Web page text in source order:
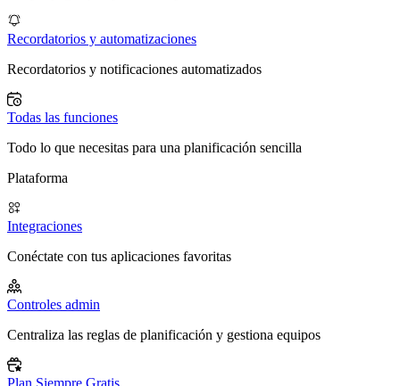
Recordatorios y automatizaciones
Recordatorios y notificaciones automatizados
Todas las funciones
Todo lo que necesitas para una planificación sencilla
Plataforma
Integraciones
Conéctate con tus aplicaciones favoritas
Controles admin
Centraliza las reglas de planificación y gestiona equipos